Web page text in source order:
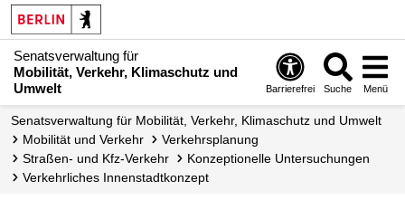
Senatsverwaltung für
Mobilität, Verkehr, Klimaschutz und
Umwelt
Barrierefrei Suche Menü
Senatsverwaltung für Mobilität, Verkehr, Klimaschutz und Umwelt
Mobilität und Verkehr
Verkehrsplanung
Straßen- und Kfz-Verkehr
Konzeptionelle Untersuchungen
Verkehrliches Innenstadt­konzept